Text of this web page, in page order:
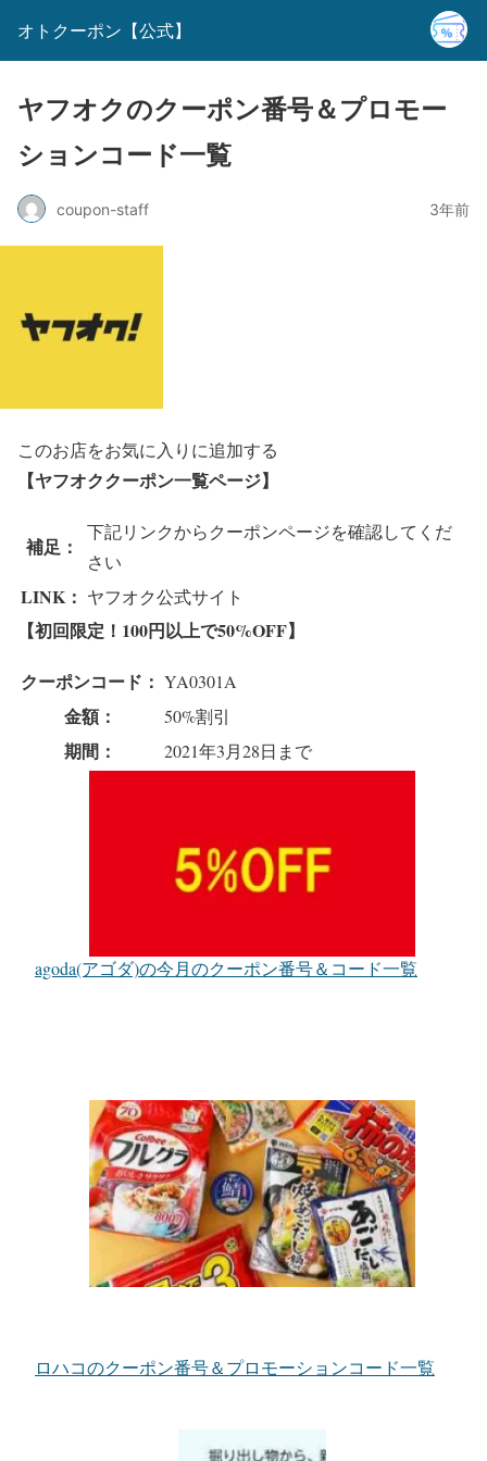
オトクーポン【公式】
ヤフオクのクーポン番号＆プロモー
ションコード一覧
coupon-staff 3年前
このお店をお気に入りに追加する
【ヤフオククーポン一覧ページ】
補足：
下記リンクからクーポンページを確認してくだ
さい
LINK： ヤフオク公式サイト
【初回限定！100円以上で50%OFF】
クーポンコード： YA0301A
金額： 50%割引
期間： 2021年3月28日まで
agoda(アゴダ)の今月のクーポン番号＆コード一覧
ロハコのクーポン番号＆プロモーションコード一覧